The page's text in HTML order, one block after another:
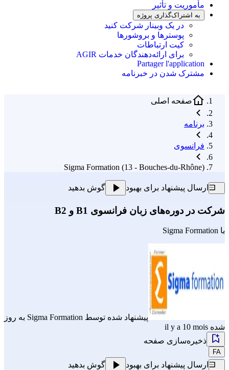
مأموریت و تأثیر
به اشتراک‌گذاری پروژه
در یک وبینار شرکت کنید
پوسترها و بروشورها
کیت ارتباطات
برای ارائه‌دهندگان خدمات AGIR
Partager l'application
مشترک شدن در خبرنامه
صفحه اصلی
برنامه
فرانسوی
Sigma Formation (13 - Bouches-du-Rhône)
ارسال پیشنهاد برای بهبود گوش بدهید
شرکت در دوره‌های زبان فرانسوی B1 و B2
با Sigma Formation
پیشنهاد شده توسط Sigma Formation به روز
شده il y a 10 mois
ذخیره‌سازی صفحه
FA
ارسال پیشنهاد برای بهبود گوش بدهید